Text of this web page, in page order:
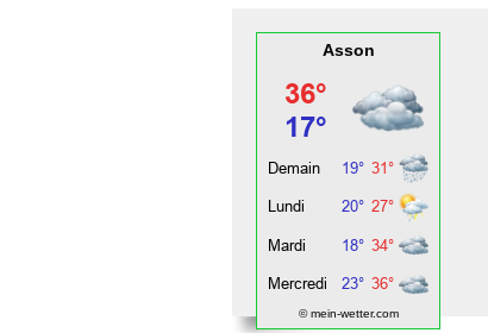
Asson
© mein-wetter.com